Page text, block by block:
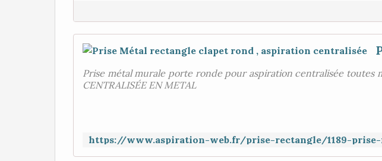
Prise métal murale porte ronde pour aspiration centralisée toutes
CENTRALISÉE EN METAL